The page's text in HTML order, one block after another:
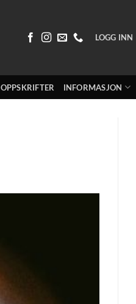
LOGG INN
OPPSKRIFTER INFORMASJON